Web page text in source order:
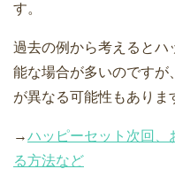
す。
過去の例から考えるとハ
能な場合が多いのですが
が異なる可能性もありま
→ハッピーセット次回、
る方法など